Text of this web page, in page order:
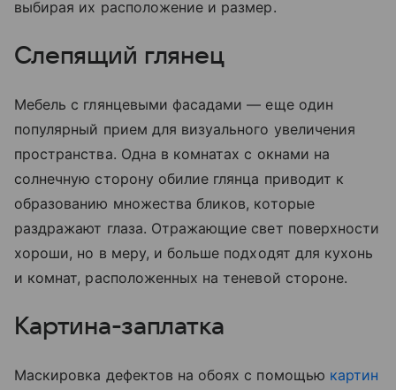
выбирая их расположение и размер.
Слепящий глянец
Мебель с глянцевыми фасадами — еще один
популярный прием для визуального увеличения
пространства. Одна в комнатах с окнами на
солнечную сторону обилие глянца приводит к
образованию множества бликов, которые
раздражают глаза. Отражающие свет поверхности
хороши, но в меру, и больше подходят для кухонь
и комнат, расположенных на теневой стороне.
Картина-заплатка
Маскировка дефектов на обоях с помощью картин